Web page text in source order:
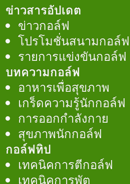
ข่าวสารอัปเดต
ข่าวกอล์ฟ
โปรโมชั่นสนามกอล์ฟ
รายการแข่งขันกอล์ฟ
บทความกอล์ฟ
อาหารเพื่อสุขภาพ
เกร็ดความรู้นักกอล์ฟ
การออกกำลังกาย
สุขภาพนักกอล์ฟ
กอล์ฟทิป
เทคนิคการตีกอล์ฟ